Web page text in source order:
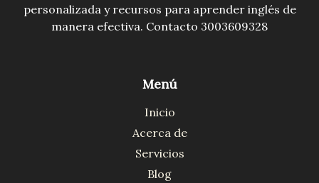
personalizada y recursos para aprender inglés de
manera efectiva. Contacto 3003609328
Menú
Inicio
Acerca de
Servicios
Blog